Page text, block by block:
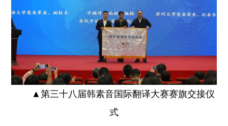
▲ 第三十八届韩素音国际翻译大赛赛旗交接仪
式